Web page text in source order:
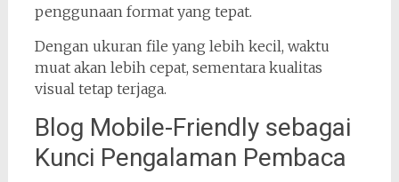
penggunaan format yang tepat.
Dengan ukuran file yang lebih kecil, waktu
muat akan lebih cepat, sementara kualitas
visual tetap terjaga.
Blog Mobile-Friendly sebagai
Kunci Pengalaman Pembaca